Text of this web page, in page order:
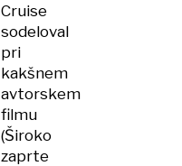
Cruise
sodeloval
pri
kakšnem
avtorskem
filmu
(Široko
zaprte